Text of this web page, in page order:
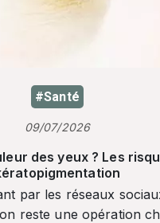
#Santé
09/07/2026
des yeux ? Les
par les réseaux
reste une opération